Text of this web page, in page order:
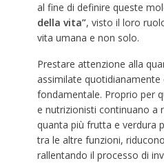
al fine di definire queste
della vita”, visto il loro
vita umana e non solo.
Prestare attenzione alla
assimilate
fondamentale. Proprio per
e nutrizionisti continuano a
quanta più frutta e verdura
tra le altre funzioni,
rallentando il processo di